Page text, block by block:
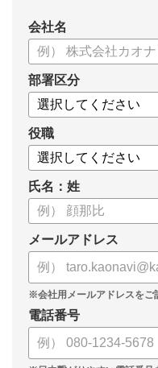
会社名
部署区分
役職
氏名：姓
メールアドレス
電話番号